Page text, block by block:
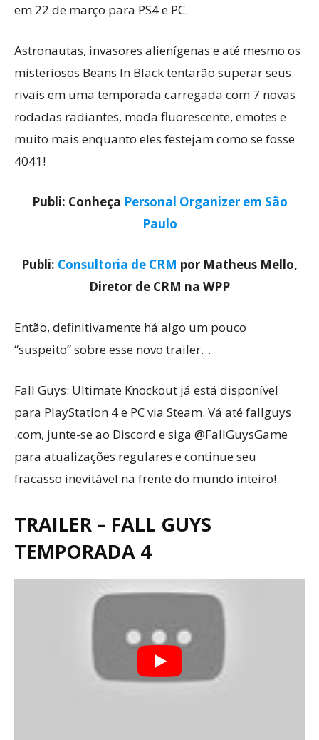
em 22 de março para PS4 e PC.
Astronautas, invasores alienígenas e até mesmo os
misteriosos Beans In Black tentarão superar seus
rivais em uma temporada carregada com 7 novas
rodadas radiantes, moda fluorescente, emotes e
muito mais enquanto eles festejam como se fosse
4041!
Publi: Conheça Personal Organizer em São
Paulo
Publi: Consultoria de CRM por Matheus Mello,
Diretor de CRM na WPP
Então, definitivamente há algo um pouco
“suspeito” sobre esse novo trailer…
Fall Guys: Ultimate Knockout já está disponível
para PlayStation 4 e PC via Steam. Vá até fallguys
.com, junte-se ao Discord e siga @FallGuysGame
para atualizações regulares e continue seu
fracasso inevitável na frente do mundo inteiro!
TRAILER – FALL GUYS
TEMPORADA 4